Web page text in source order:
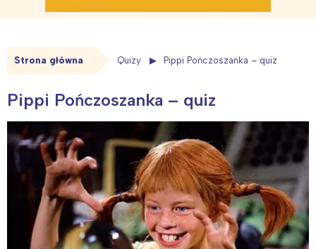
Strona główna Quizy Pippi Pończoszanka – quiz
Pippi Pończoszanka – quiz